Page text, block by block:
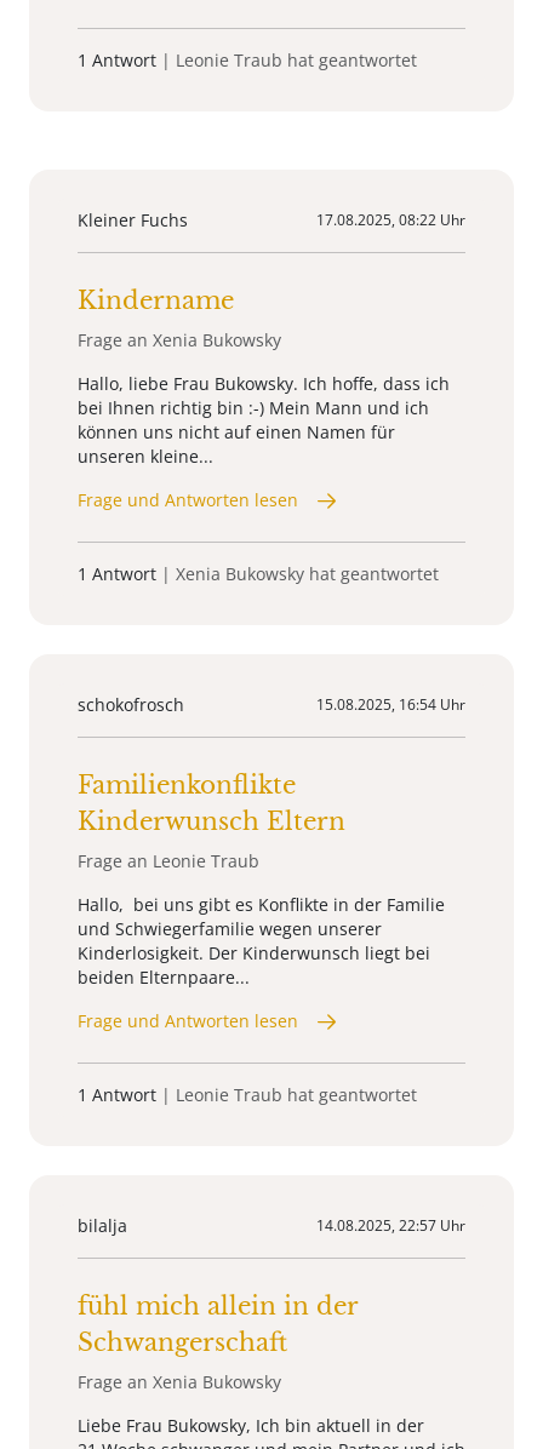
1 Antwort | Leonie Traub hat geantwortet
Kleiner Fuchs 17.08.2025, 08:22 Uhr
Kindername
Frage an Xenia Bukowsky
Hallo, liebe Frau Bukowsky. Ich hoffe, dass ich
bei Ihnen richtig bin :-) Mein Mann und ich
können uns nicht auf einen Namen für
unseren kleine...
Frage und Antworten lesen
1 Antwort | Xenia Bukowsky hat geantwortet
schokofrosch 15.08.2025, 16:54 Uhr
Familienkonflikte
Kinderwunsch Eltern
Frage an Leonie Traub
Hallo, bei uns gibt es Konflikte in der Familie
und Schwiegerfamilie wegen unserer
Kinderlosigkeit. Der Kinderwunsch liegt bei
beiden Elternpaare...
Frage und Antworten lesen
1 Antwort | Leonie Traub hat geantwortet
bilalja 14.08.2025, 22:57 Uhr
fühl mich allein in der
Schwangerschaft
Frage an Xenia Bukowsky
Liebe Frau Bukowsky, Ich bin aktuell in der